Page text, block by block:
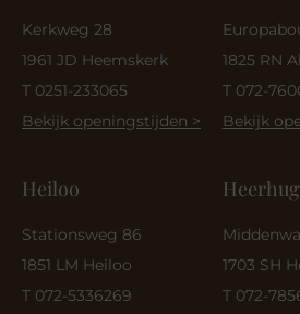
Kerkweg 28
1961 JD Heemskerk
T 0251-233065
Bekijk openingstijden >
Heiloo
Stationsweg 86
1851 LM Heiloo
T 072-5336269
1825 RN
T 072-
Bekijk
1703 SH
T 072-